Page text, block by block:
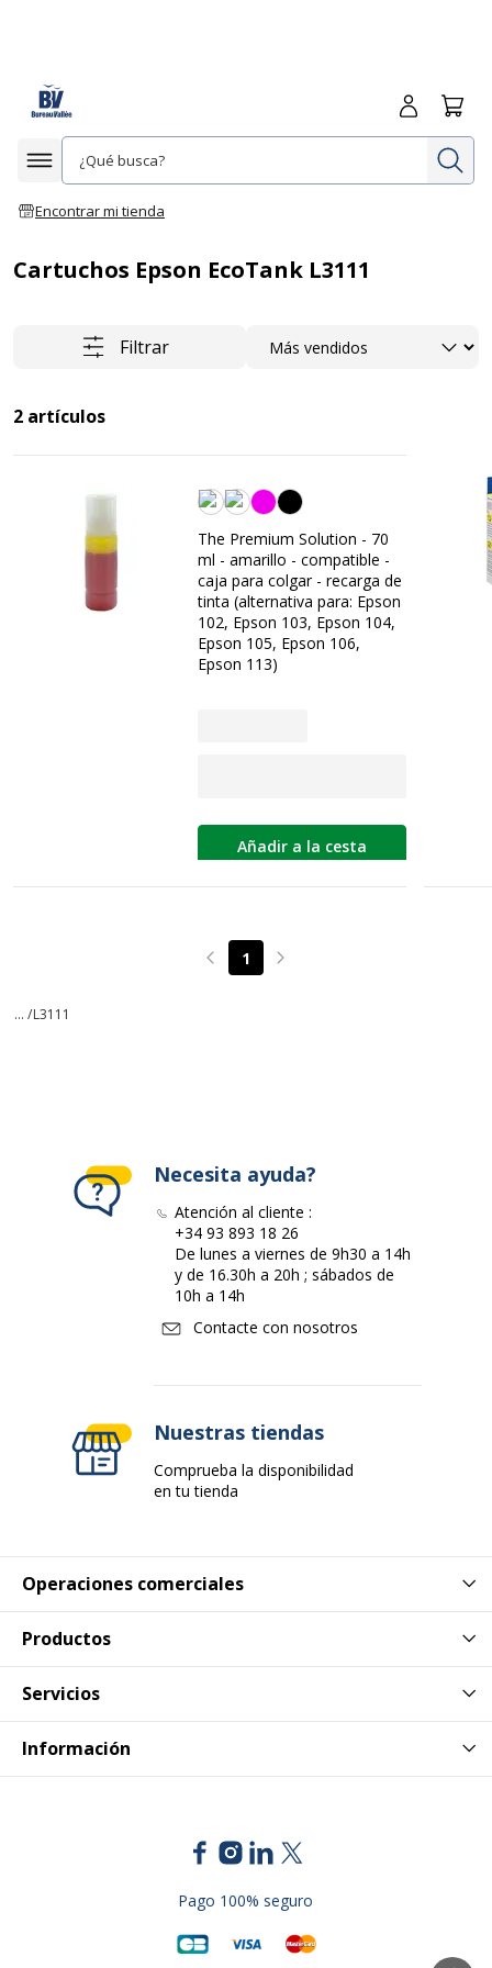
Afficher la navigation
Encontrar mi tienda
Iniciar
Cartuchos Epson EcoTank L3111
Filtrar Ordenar
2 artículos
Amarilla
The Premium Solution - 70
ml - amarillo - compatible -
caja para colgar - recarga de
tinta (alternativa para: Epson
102, Epson 103, Epson 104,
Epson 105, Epson 106,
Epson 113)
Añadir a la cesta
Page précédente
1 Page suivante
... /L3111
Operaciones comerciales
Productos
Servicios
Información
Necesita ayuda?
Atención al cliente :
+34 93 893 18 26
De lunes a viernes de 9h30 a 14h
y de 16.30h a 20h ; sábados de
10h a 14h
Contacte con nosotros
Nuestras tiendas
Comprueba la disponibilidad
en tu tienda
Pago 100% seguro